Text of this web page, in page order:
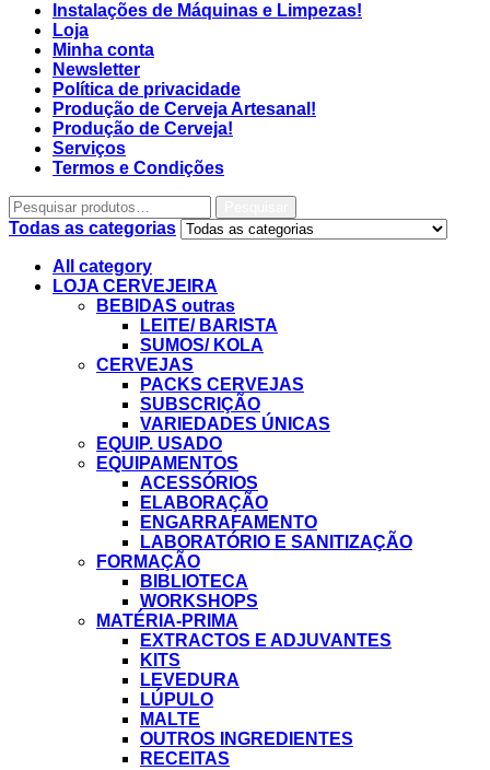
Instalações de Máquinas e Limpezas!
Loja
Minha conta
Newsletter
Política de privacidade
Produção de Cerveja Artesanal!
Produção de Cerveja!
Serviços
Termos e Condições
Todas as categorias
All category
LOJA CERVEJEIRA
BEBIDAS outras
LEITE/ BARISTA
SUMOS/ KOLA
CERVEJAS
PACKS CERVEJAS
SUBSCRIÇÃO
VARIEDADES ÚNICAS
EQUIP. USADO
EQUIPAMENTOS
ACESSÓRIOS
ELABORAÇÃO
ENGARRAFAMENTO
LABORATÓRIO E SANITIZAÇÃO
FORMAÇÃO
BIBLIOTECA
WORKSHOPS
MATÉRIA-PRIMA
EXTRACTOS E ADJUVANTES
KITS
LEVEDURA
LÚPULO
MALTE
OUTROS INGREDIENTES
RECEITAS